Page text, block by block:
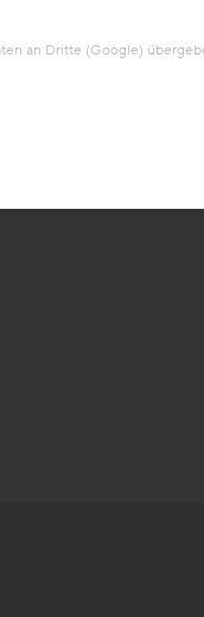
an Dritte (Google)